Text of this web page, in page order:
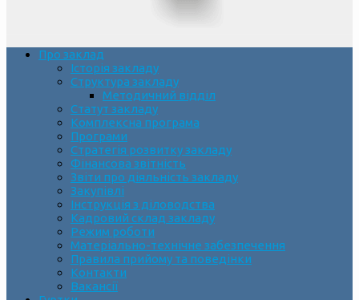
Про заклад
Історія закладу
Структура закладу
Методичний відділ
Статут закладу
Комплексна програма
Програми
Стратегія розвитку закладу
Фінансова звітність
Звіти про діяльність закладу
Закупівлі
Інструкція з діловодства
Кадровий склад закладу
Режим роботи
Матеріально-технічне забезпечення
Правила прийому та поведінки
Контакти
Вакансії